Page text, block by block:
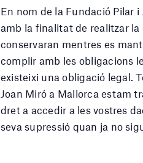
En nom de la Fundació Pilar
amb la finalitat de realitzar la
conservaran mentres es
complir amb les obligacions
existeixi una obligació legal.
Joan Miró a Mallorca estam
dret a accedir a les vostres
seva supressió quan ja no